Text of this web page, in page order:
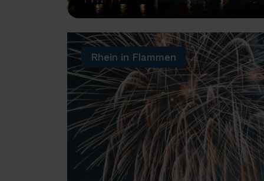
Rhein in Flammen